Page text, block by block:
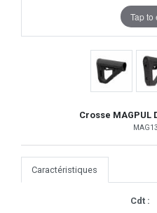
Tap to
Crosse MAGPUL
Caractéristiques
Cdt :